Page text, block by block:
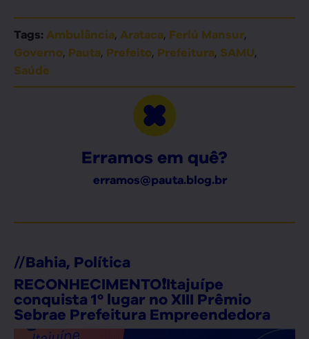
Tags: Ambulância, Arataca, Ferlú Mansur,
Governo, Pauta, Prefeito, Prefeitura, SAMU,
Saúde
Erramos em quê?
erramos@pauta.blog.br
//Bahia, Política
RECONHECIMENTO❗Itajuípe
conquista 1º lugar no XIII Prêmio
Sebrae Prefeitura Empreendedora